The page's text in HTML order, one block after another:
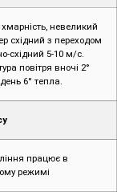
невеликий
східний з переходом
східний 5-10 м/с.
повітря вночі 2°
6° тепла.
працює в
режимі